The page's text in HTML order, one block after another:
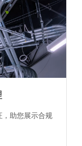
助您展示合规